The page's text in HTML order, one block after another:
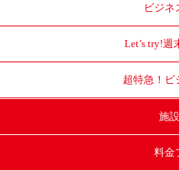
ビジネ
Let’s try!週
超特急！ ビ
施
料金